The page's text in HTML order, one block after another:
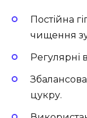
Постійна
чищення
Регулярні
цукру.